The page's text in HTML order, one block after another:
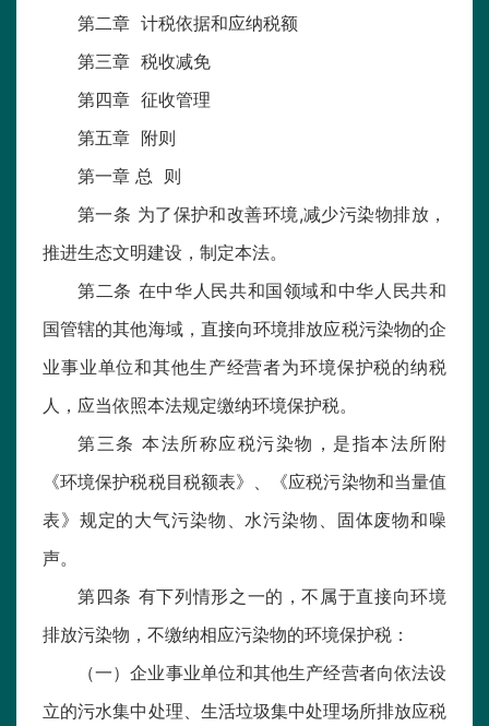
第二章 计税依据和应纳税额
第三章 税收减免
第四章 征收管理
第五章 附则
第一章 总 则
第一条 为了保护和改善环境,减少污染物排放，
推进生态文明建设，制定本法。
第二条 在中华人民共和国领域和中华人民共和
国管辖的其他海域，直接向环境排放应税污染物的企
业事业单位和其他生产经营者为环境保护税的纳税
人，应当依照本法规定缴纳环境保护税。
第三条 本法所称应税污染物，是指本法所附
《环境保护税税目税额表》、《应税污染物和当量值
表》规定的大气污染物、水污染物、固体废物和噪
声。
第四条 有下列情形之一的，不属于直接向环境
排放污染物，不缴纳相应污染物的环境保护税：
（一）企业事业单位和其他生产经营者向依法设
立的污水集中处理、生活垃圾集中处理场所排放应税